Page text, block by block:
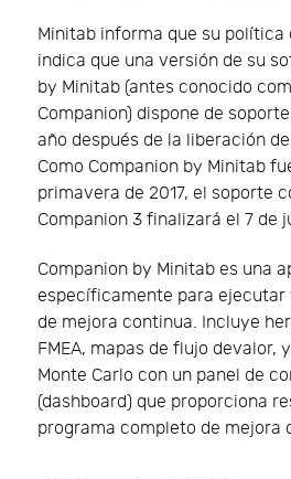
Minitab informa que su política
indica que una versión de su
by Minitab (antes conocido
Companion) dispone de
año después de la liberación
Como Companion by Minitab
primavera de 2017, el soporte
Companion 3 finalizará el 7 de
Companion by Minitab es una
específicamente para
de mejora continua. Incluye
FMEA, mapas de flujo devalor,
Monte Carlo con un panel de
(dashboard) que proporciona
programa completo de mejora